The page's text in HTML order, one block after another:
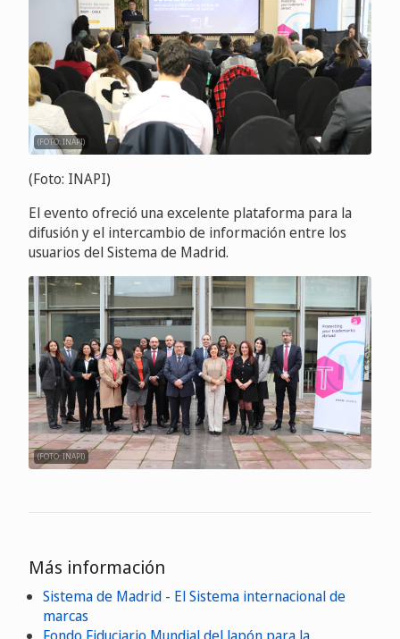
(FOTO: INAPI)
(Foto: INAPI)
El evento ofreció una excelente plataforma para la
difusión y el intercambio de información entre los
usuarios del Sistema de Madrid.
(FOTO: INAPI)
Más información
Sistema de Madrid - El Sistema internacional de
marcas